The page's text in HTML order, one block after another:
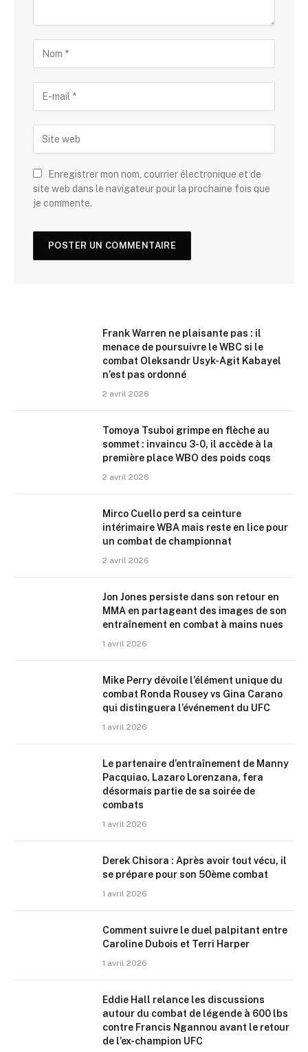
Enregistrer mon nom, courrier électronique et de
site web dans le navigateur pour la prochaine fois que
je commente.
Frank Warren ne plaisante pas : il
menace de poursuivre le WBC si le
combat Oleksandr Usyk-Agit Kabayel
n’est pas ordonné
2 avril 2026
Tomoya Tsuboi grimpe en flèche au
sommet : invaincu 3-0, il accède à la
première place WBO des poids coqs
2 avril 2026
Mirco Cuello perd sa ceinture
intérimaire WBA mais reste en lice pour
un combat de championnat
2 avril 2026
Jon Jones persiste dans son retour en
MMA en partageant des images de son
entraînement en combat à mains nues
1 avril 2026
Mike Perry dévoile l’élément unique du
combat Ronda Rousey vs Gina Carano
qui distinguera l’événement du UFC
1 avril 2026
Le partenaire d’entraînement de Manny
Pacquiao, Lazaro Lorenzana, fera
désormais partie de sa soirée de
combats
1 avril 2026
Derek Chisora : Après avoir tout vécu, il
se prépare pour son 50ème combat
1 avril 2026
Comment suivre le duel palpitant entre
Caroline Dubois et Terri Harper
1 avril 2026
Eddie Hall relance les discussions
autour du combat de légende à 600 lbs
contre Francis Ngannou avant le retour
de l’ex-champion UFC